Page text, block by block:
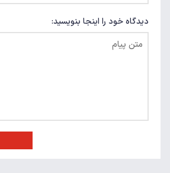
دیدگاه خود را اینجا بنویسید: